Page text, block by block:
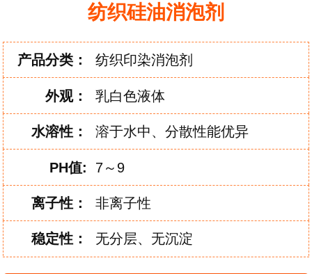
纺织硅油消泡剂
产品分类： 纺织印染消泡剂
外观： 乳白色液体
水溶性： 溶于水中、分散性能优异
PH值: 7～9
离子性： 非离子性
稳定性： 无分层、无沉淀